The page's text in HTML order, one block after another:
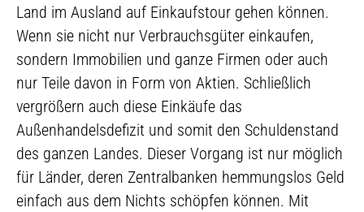
Land im Ausland auf Einkaufstour gehen können.
Wenn sie nicht nur Verbrauchsgüter einkaufen,
sondern Immobilien und ganze Firmen oder auch
nur Teile davon in Form von Aktien. Schließlich
vergrößern auch diese Einkäufe das
Außenhandelsdefizit und somit den Schuldenstand
des ganzen Landes. Dieser Vorgang ist nur möglich
für Länder, deren Zentralbanken hemmungslos Geld
einfach aus dem Nichts schöpfen können. Mit